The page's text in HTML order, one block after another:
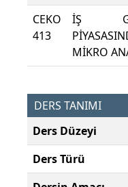
CEKO
413
İŞ
MİKRO
DERS TANIMI
Ders Düzeyi
Ders Türü